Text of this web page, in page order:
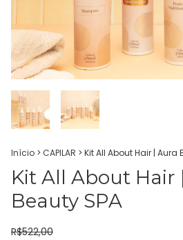
Início > CAPILAR > Kit All About Hair | Aura
Kit All About Hair
Beauty SPA
R$522,00